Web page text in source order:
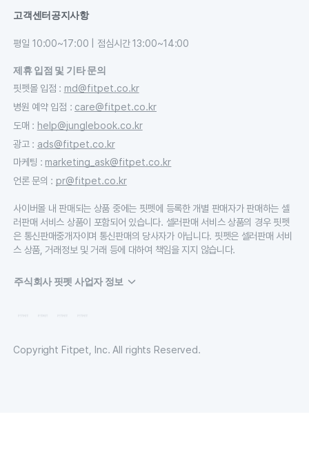
고객센터공지사항
평일 10:00~17:00 | 점심시간 13:00~14:00
제휴 입점 및 기타 문의
핏펫몰 입점 : md@fitpet.co.kr
병원 예약 입점 : care@fitpet.co.kr
도매 : help@junglebook.co.kr
광고: ads@fitpet.co.kr
마케팅 : marketing_ask@fitpet.co.kr
언론 문의 : pr@fitpet.co.kr
사이버몰 내 판매되는 상품 중에는 핏펫에 등록한 개별 판매자가 판매하는 셀
러판매 서비스 상품이 포함되어 있습니다. 셀러판매 서비스 상품의 경우 핏펫
은 통신판매중개자이며 통신판매의 당사자가 아닙니다. 핏펫은 셀러판매 서비
스 상품, 거래정보 및 거래 등에 대하여 책임을 지지 않습니다.
주식회사 핏펫 사업자 정보
Copyright Fitpet, Inc. All rights Reserved.